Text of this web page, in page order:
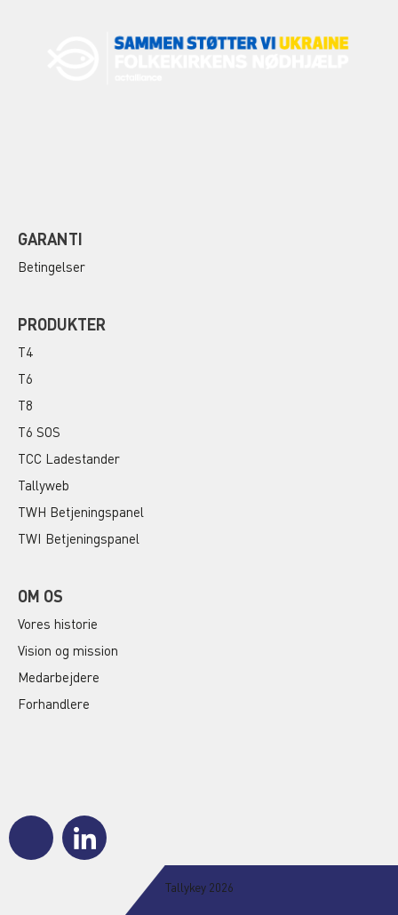
GARANTI
Betingelser
PRODUKTER
T4
T6
T8
T6 SOS
TCC Ladestander
Tallyweb
TWH Betjeningspanel
TWI Betjeningspanel
OM OS
Vores historie
Vision og mission
Medarbejdere
Forhandlere
J
J
k
Tallykey 2026